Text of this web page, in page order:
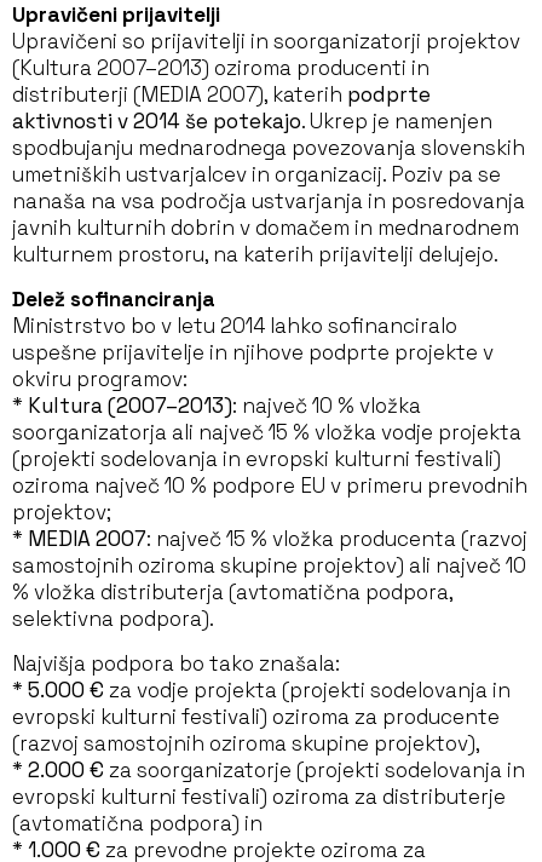
Upravičeni prijavitelji
Upravičeni so prijavitelji in soorganizatorji projektov
(Kultura 2007–2013) oziroma producenti in
distributerji (MEDIA 2007), katerih podprte
aktivnosti v 2014 še potekajo. Ukrep je namenjen
spodbujanju mednarodnega povezovanja slovenskih
umetniških ustvarjalcev in organizacij. Poziv pa se
nanaša na vsa področja ustvarjanja in posredovanja
javnih kulturnih dobrin v domačem in mednarodnem
kulturnem prostoru, na katerih prijavitelji delujejo.
Delež sofinanciranja
Ministrstvo bo v letu 2014 lahko sofinanciralo
uspešne prijavitelje in njihove podprte projekte v
okviru programov:
* Kultura (2007–2013): največ 10 % vložka
soorganizatorja ali največ 15 % vložka vodje projekta
(projekti sodelovanja in evropski kulturni festivali)
oziroma največ 10 % podpore EU v primeru prevodnih
projektov;
* MEDIA 2007: največ 15 % vložka producenta (razvoj
samostojnih oziroma skupine projektov) ali največ 10
% vložka distributerja (avtomatična podpora,
selektivna podpora).
Najvišja podpora bo tako znašala:
* 5.000 € za vodje projekta (projekti sodelovanja in
evropski kulturni festivali) oziroma za producente
(razvoj samostojnih oziroma skupine projektov),
* 2.000 € za soorganizatorje (projekti sodelovanja in
evropski kulturni festivali) oziroma za distributerje
(avtomatična podpora) in
* 1.000 € za prevodne projekte oziroma za